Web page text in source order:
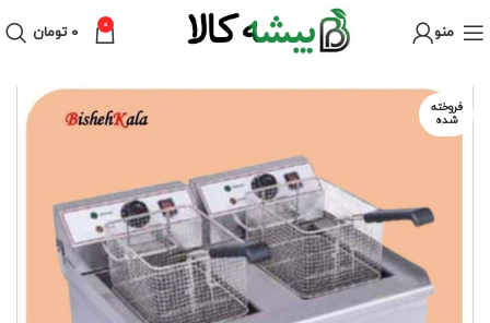
منو 0 ۰ تومان
فروخته
شده